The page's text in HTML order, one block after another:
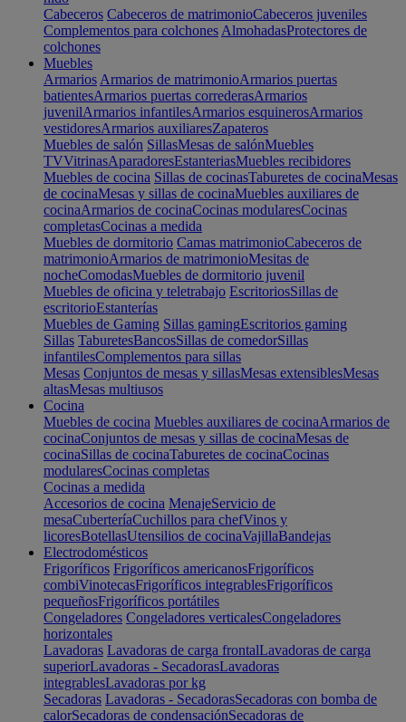
Cabeceros Cabeceros de matrimonioCabeceros juveniles
Complementos para colchones AlmohadasProtectores de
colchones
Muebles
Armarios Armarios de matrimonioArmarios puertas
batientesArmarios puertas correderasArmarios
juvenilArmarios infantilesArmarios esquinerosArmarios
vestidoresArmarios auxiliaresZapateros
Muebles de salón SillasMesas de salónMuebles
TVVitrinasAparadoresEstanteriasMuebles recibidores
Muebles de cocina Sillas de cocinasTaburetes de cocinaMesas
de cocinaMesas y sillas de cocinaMuebles auxiliares de
cocinaArmarios de cocinaCocinas modularesCocinas
completasCocinas a medida
Muebles de dormitorio Camas matrimonioCabeceros de
matrimonioArmarios de matrimonioMesitas de
nocheComodasMuebles de dormitorio juvenil
Muebles de oficina y teletrabajo EscritoriosSillas de
escritorioEstanterías
Muebles de Gaming Sillas gamingEscritorios gaming
Sillas TaburetesBancosSillas de comedorSillas
infantilesComplementos para sillas
Mesas Conjuntos de mesas y sillasMesas extensiblesMesas
altasMesas multiusos
Cocina
Muebles de cocina Muebles auxiliares de cocinaArmarios de
cocinaConjuntos de mesas y sillas de cocinaMesas de
cocinaSillas de cocinaTaburetes de cocinaCocinas
modularesCocinas completas
Cocinas a medida
Accesorios de cocina MenajeServicio de
mesaCuberteríaCuchillos para chefVinos y
licoresBotellasUtensilios de cocinaVajillaBandejas
Electrodomésticos
Frigoríficos Frigoríficos americanosFrigoríficos
combiVinotecasFrigoríficos integrablesFrigoríficos
pequeñosFrigoríficos portátiles
Congeladores Congeladores verticalesCongeladores
horizontales
Lavadoras Lavadoras de carga frontalLavadoras de carga
superiorLavadoras - SecadorasLavadoras
integrablesLavadoras por kg
Secadoras Lavadoras - SecadorasSecadoras con bomba de
calorSecadoras de condensaciónSecadoras de